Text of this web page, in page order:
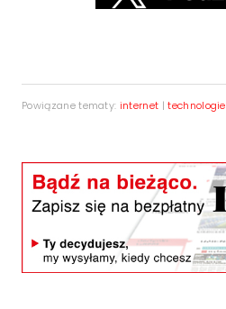
Powiązane tematy: internet |technologie